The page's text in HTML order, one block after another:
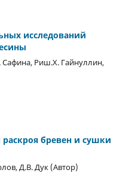
исследований
Сафина, Риш.Х. Гайнуллин,
бревен и сушки
Д.В. Дук (Автор)